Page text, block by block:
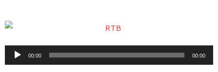
Lecteur
audio
00:00 00:00